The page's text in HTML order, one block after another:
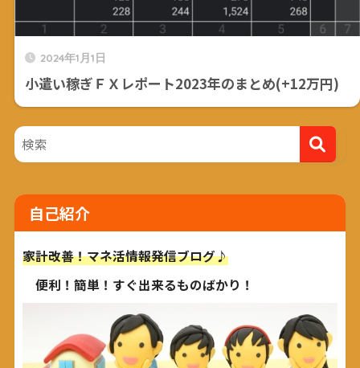
2024年1月1日
小遣い稼ぎＦＸレポート2023年のまとめ(+12万円)
自己紹介
家計改善！マネ活情報発信ブログ♪
便利！簡単！すぐ出来るものばかり！